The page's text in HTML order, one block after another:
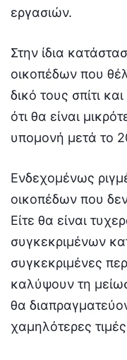
εργασιών.
Στην ίδια
οικοπέδων που
δικό τους σπίτι
ότι θα είναι
υπομονή μετά το
Ενδεχομένως
οικοπέδων που
Είτε θα είναι
συγκεκριμένων
συγκεκριμένες
καλύψουν τη
θα
χαμηλότερες